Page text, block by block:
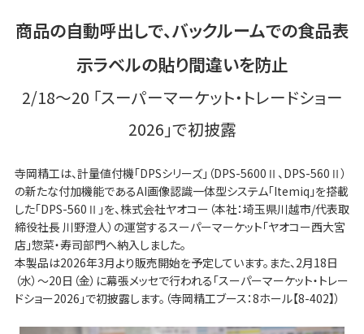
商品の自動呼出しで、バックルームでの食品表
示ラベルの貼り間違いを防止
2/18～20 「スーパーマーケット・トレードショー
2026」で初披露
寺岡精工は、計量値付機「DPSシリーズ」（DPS-5600Ⅱ、DPS-560Ⅱ）
の新たな付加機能であるAI画像認識一体型システム「Itemiq」を搭載
した「DPS-560Ⅱ」を、株式会社ヤオコー（本社：埼玉県川越市/代表取
締役社長 川野澄人）の運営するスーパーマーケット「ヤオコー西大宮
店」惣菜・寿司部門へ納入しました。
本製品は2026年3月より販売開始を予定しています。また、2月18日
（水）～20日（金）に幕張メッセで行われる「スーパーマーケット・トレー
ドショー2026」で初披露します。（寺岡精工ブース：8ホール【8-402】）